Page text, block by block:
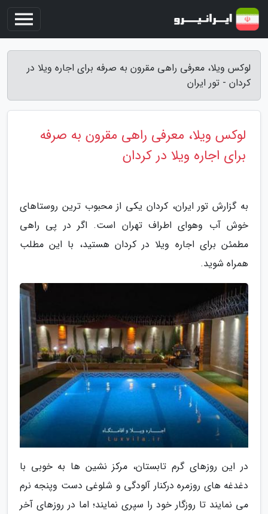
لوکس ویلا، معرفی راهی مقرون به صرفه برای اجاره ویلا در
کردان - تور ایران
لوکس ویلا، معرفی راهی مقرون به صرفه
برای اجاره ویلا در کردان
به گزارش تور ایران، کردان یکی از محبوب ترین روستاهای
خوش آب وهوای اطراف تهران است. اگر در پی راهی
مطمئن برای اجاره ویلا در کردان هستید، با این مطلب
همراه شوید.
در این روزهای گرم تابستان، مرکز نشین ها به خوبی با
دغدغه های روزمره درکنار آلودگی و شلوغی دست وپنجه نرم
می نمایند تا روزگار خود را سپری نمایند؛ اما در روزهای آخر